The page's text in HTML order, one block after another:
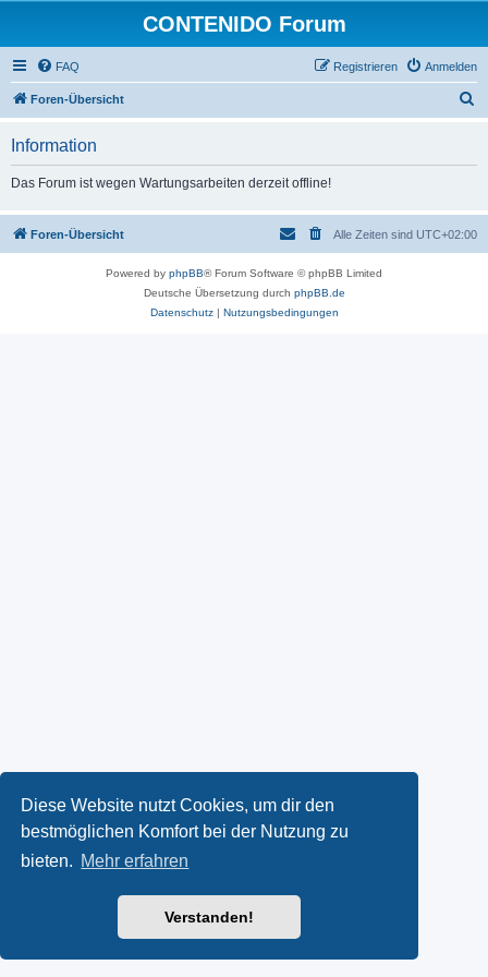
Diese Website nutzt Cookies, um dir den
bestmöglichen Komfort bei der Nutzung zu
bieten. Mehr erfahren
Verstanden!
CONTENIDO Forum
FAQ Anmelden
Registrieren
Foren-Übersicht
Information
Das Forum ist wegen Wartungsarbeiten derzeit offline!
Foren-Übersicht Alle Zeiten sind UTC+02:00
Powered by phpBB® Forum Software © phpBB Limited
Deutsche Übersetzung durch phpBB.de
Datenschutz| Nutzungsbedingungen